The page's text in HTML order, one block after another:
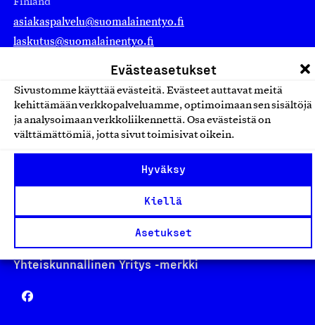
Evästeasetukset
Sivustomme käyttää evästeitä. Evästeet auttavat meitä
kehittämään verkkopalveluamme, optimoimaan sen sisältöjä
ja analysoimaan verkkoliikennettä. Osa evästeistä on
välttämättömiä, jotta sivut toimisivat oikein.
Hyväksy
Kiellä
Asetukset
asiakaspalvelu@suomalainentyo.fi
laskutus@suomalainentyo.fi
Avainlippu
Design From Finland
Yhteiskunnallinen Yritys -merkki